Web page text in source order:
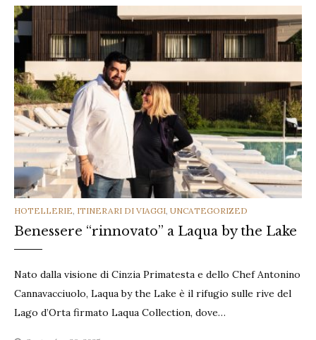
CATEGORIES
HOTELLERIE ITINERARI DI VIAGGI UNCATEGORIZED
Benessere “rinnovato” a Laqua by the Lake
Nato dalla visione di Cinzia Primatesta e dello Chef Antonino
Cannavacciuolo, Laqua by the Lake è il rifugio sulle rive del
Lago d’Orta firmato Laqua Collection, dove…